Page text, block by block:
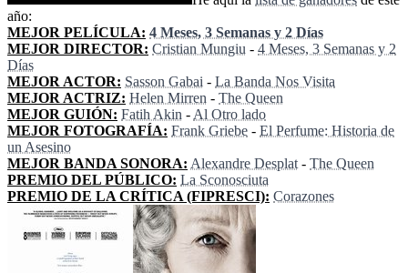
año:
MEJOR PELÍCULA: 4 Meses, 3 Semanas y 2 Días
MEJOR DIRECTOR: Cristian Mungiu - 4 Meses, 3 Semanas y 2
Días
MEJOR ACTOR: Sasson Gabai - La Banda Nos Visita
MEJOR ACTRIZ: Helen Mirren - The Queen
MEJOR GUIÓN: Fatih Akin - Al Otro lado
MEJOR FOTOGRAFÍA: Frank Griebe - El Perfume: Historia de
un Asesino
MEJOR BANDA SONORA: Alexandre Desplat - The Queen
PREMIO DEL PÚBLICO: La Sconosciuta
PREMIO DE LA CRÍTICA (FIPRESCI): Corazones